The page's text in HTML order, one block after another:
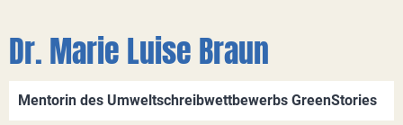
Dr. Marie Luise Braun
Mentorin des Umweltschreibwettbewerbs GreenStories